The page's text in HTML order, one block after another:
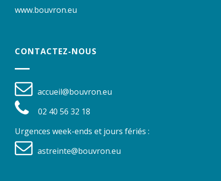
www.bouvron.eu
CONTACTEZ-NOUS
accueil@bouvron.eu
02 40 56 32 18
Urgences week-ends et jours fériés :
astreinte@bouvron.eu